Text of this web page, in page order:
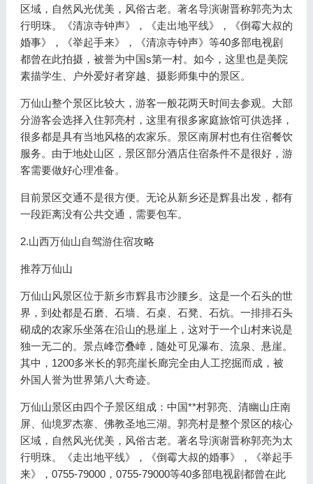
区域，自然风光优美，风俗古老。著名导演谢晋称郭亮为太
行明珠。《清凉寺钟声》，《走出地平线》，《倒霉大叔的
婚事》，《举起手来》，《清凉寺钟声》等40多部电视剧
都曾在此拍摄，被誉为中国s第一村。如今，这里也是美院
素描学生、户外爱好者穿越、摄影师集中的景区。
万仙山整个景区比较大，游客一般花两天时间去参观。大部
分游客会选择入住郭亮村，这里有很多家庭旅馆可供选择，
很多都是具有当地风格的农家乐。景区南屏村也有住宿餐饮
服务。由于地处山区，景区部分酒店住宿条件不是很好，游
客需要做好心理准备。
目前景区交通不是很方便。无论从新乡还是辉县出发，都有
一段距离没有公共交通，需要包车。
2.山西万仙山自驾游住宿攻略
推荐万仙山
万仙山风景区位于新乡市辉县市沙腰乡。这是一个石头的世
界，到处都是石磨、石墙、石桌、石凳、石炕。一排排石头
砌成的农家乐坐落在沿山的悬崖上，这对于一个山村来说是
独一无二的。景点峰峦叠嶂，随处可见瀑布、流泉、悬崖。
其中，1200多米长的郭亮崖长廊完全由人工挖掘而成，被
外国人誉为世界第八大奇迹。
万仙山景区由四个子景区组成：中国**村郭亮、清幽山庄南
屏、仙境罗杰寨、佛教圣地三湖。郭亮村是整个景区的核心
区域，自然风光优美，风俗古老。著名导演谢晋称郭亮为太
行明珠。《走出地平线》，《倒霉大叔的婚事》，《举起手
来》，0755-79000，0755-79000等40多部电视剧都曾在此